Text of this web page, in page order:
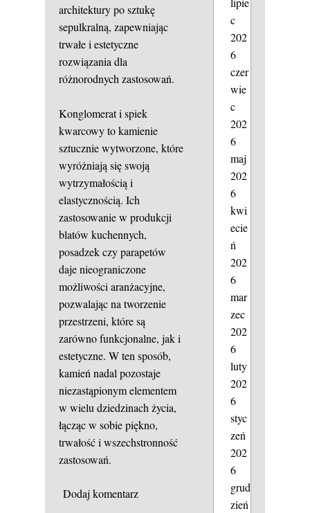
architektury po sztukę
sepulkralną, zapewniając
trwałe i estetyczne
rozwiązania dla
różnorodnych zastosowań.
Konglomerat i spiek
kwarcowy to kamienie
sztucznie wytworzone, które
wyróżniają się swoją
wytrzymałością i
elastycznością. Ich
zastosowanie w produkcji
blatów kuchennych,
posadzek czy parapetów
daje nieograniczone
możliwości aranżacyjne,
pozwalając na tworzenie
przestrzeni, które są
zarówno funkcjonalne, jak i
estetyczne. W ten sposób,
kamień nadal pozostaje
niezastąpionym elementem
w wielu dziedzinach życia,
łącząc w sobie piękno,
trwałość i wszechstronność
zastosowań.
Dodaj komentarz
c
202
6
czer
wie
c
202
6
maj
202
6
kwi
ecie
ń
202
6
mar
zec
202
6
luty
202
6
styc
zeń
202
6
grud
zień